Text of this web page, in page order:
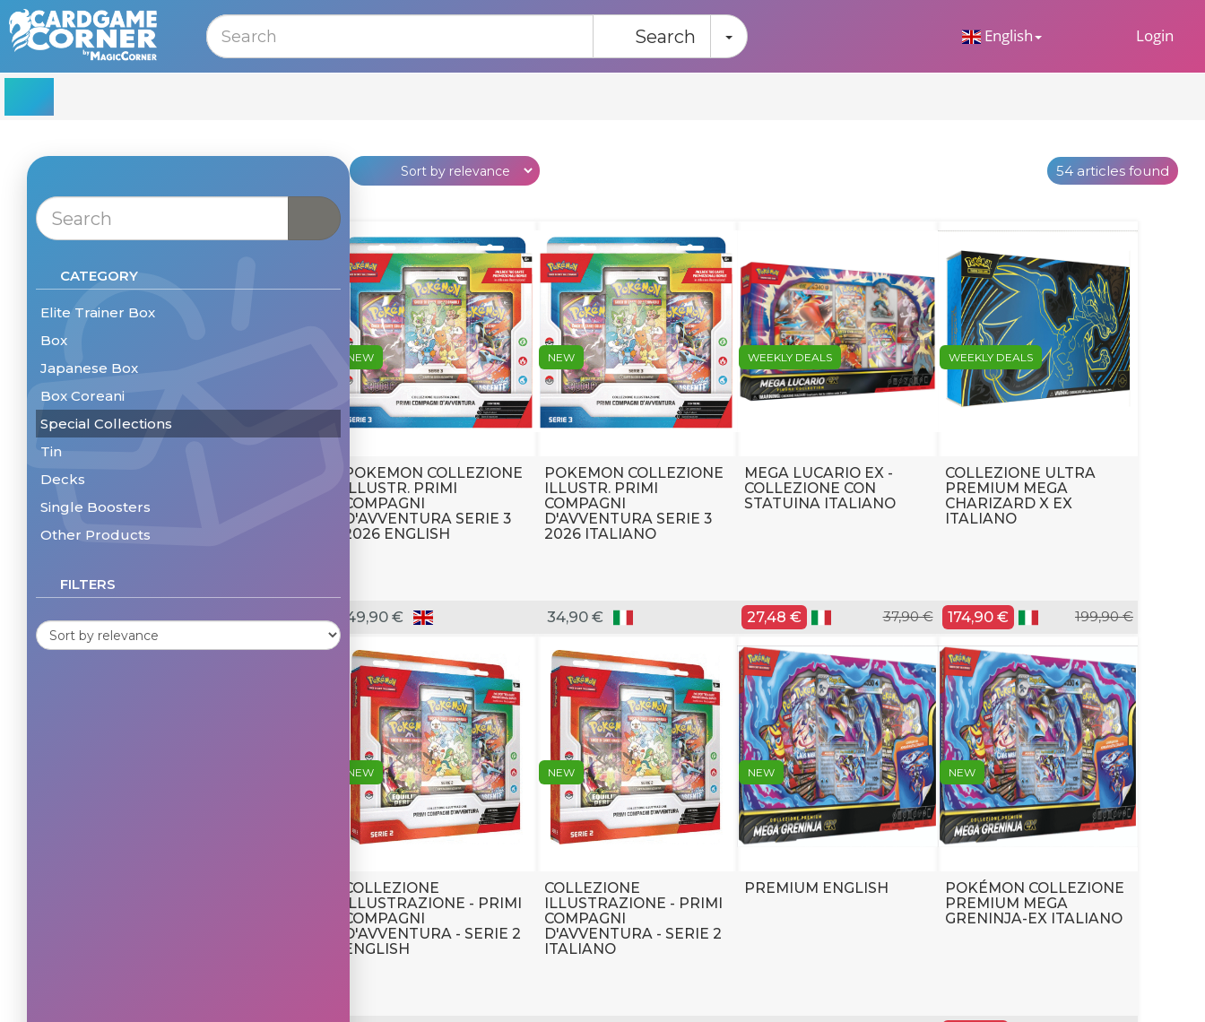
MENU English Login
Search Toggle Dropdown
CATEGORY
Elite Trainer Box
Box
Japanese Box
Box Coreani
Special Collections
Tin
Decks
Single Boosters
Other Products
FILTERS
54 articles found
NEW
POKEMON COLLEZIONE
ILLUSTR. PRIMI
COMPAGNI
D'AVVENTURA SERIE 3
2026 ENGLISH
49,90 €
NEW
POKEMON COLLEZIONE
ILLUSTR. PRIMI
COMPAGNI
D'AVVENTURA SERIE 3
2026 ITALIANO
34,90 €
WEEKLY DEALS
MEGA LUCARIO EX -
COLLEZIONE CON
STATUINA ITALIANO
27,48 € 37,90 €
WEEKLY DEALS
COLLEZIONE ULTRA
PREMIUM MEGA
CHARIZARD X EX
ITALIANO
174,90 € 199,90 €
NEW
COLLEZIONE
ILLUSTRAZIONE - PRIMI
COMPAGNI
D'AVVENTURA - SERIE 2
ENGLISH
NEW
COLLEZIONE
ILLUSTRAZIONE - PRIMI
COMPAGNI
D'AVVENTURA - SERIE 2
ITALIANO
NEW
PREMIUM ENGLISH
NEW
POKÉMON COLLEZIONE
PREMIUM MEGA
GRENINJA-EX ITALIANO